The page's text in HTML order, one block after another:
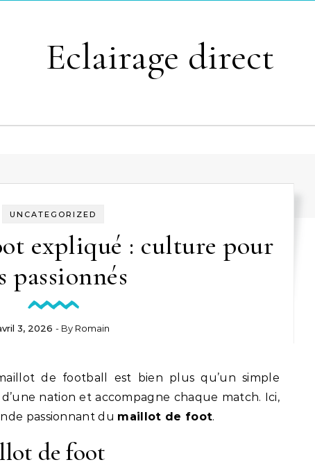
Eclairage direct
UNCATEGORIZED
expliqué : culture pour
passionnés
3, 2026 - By Romain
de football est bien plus qu’un simple
nation et accompagne chaque match. Ici,
passionnant du maillot de foot.
de foot